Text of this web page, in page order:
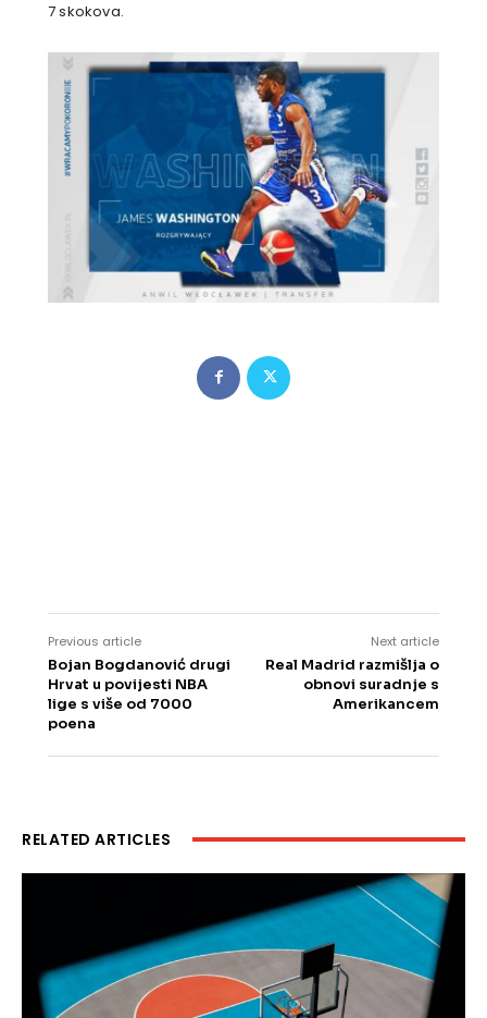
7 skokova.
Previous article
Bojan Bogdanović drugi
Hrvat u povijesti NBA
lige s više od 7000
poena
Next article
Real Madrid razmišlja o
obnovi suradnje s
Amerikancem
RELATED ARTICLES